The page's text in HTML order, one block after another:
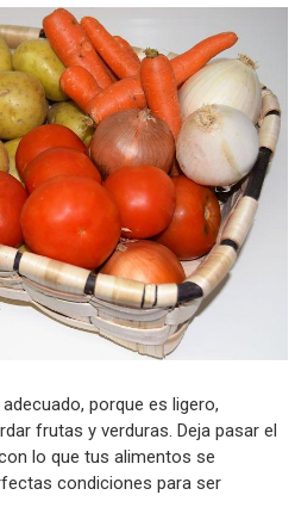
porque es ligero,
frutas y verduras. Deja pasar el
lo que tus alimentos se
condiciones para ser